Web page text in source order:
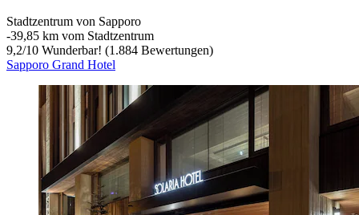
Stadtzentrum von Sapporo
‐39,85 km vom Stadtzentrum
9,2/10 Wunderbar! (1.884 Bewertungen)
Sapporo Grand Hotel